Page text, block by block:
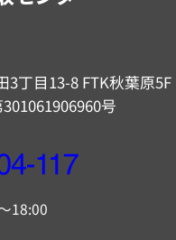
3丁目13-8 FTK秋葉原5F
号
18:00